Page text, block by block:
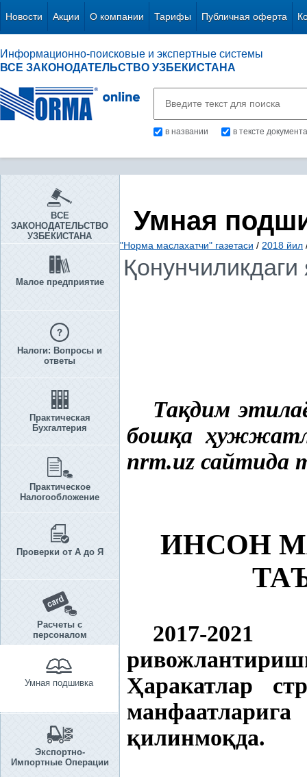
Новости Акции О компании Тарифы Публичная оферта
Информационно-поисковые и экспертные системы
ВСЕ ЗАКОНОДАТЕЛЬСТВО УЗБЕКИСТАНА
в названии в тексте документа
ВСЕ
ЗАКОНОДАТЕЛЬСТВО
УЗБЕКИСТАНА
Малое предприятие
Налоги: Вопросы и
ответы
Практическая
Бухгалтерия
Практическое
Налогообложение
Проверки от А до Я
Расчеты с
персоналом
Умная подшивка
Экспортно-
Импортные Операции
Умная
"Норма маслахатчи" газетаси / 2018 йил
Қонунчиликдаги
Тақдим
бошқаҳ
nrm.uz сайтида
ИНСОН
2017-2021
Ҳаракатлар
қилинмоқда.